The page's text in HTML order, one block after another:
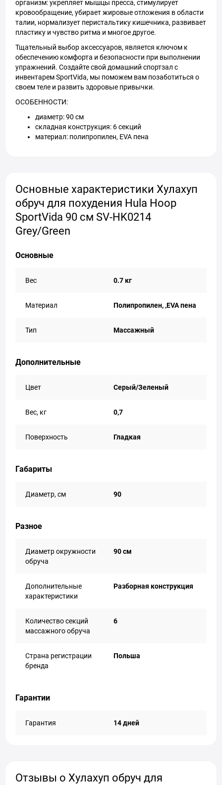
организм: укрепляет мышцы пресса, стимулирует
кровообращение, убирает жировые отложения в области
талии, нормализует перистальтику кишечника, развивает
пластику и чувство ритма и многое другое.
Тщательный выбор аксессуаров, является ключом к
обеспечению комфорта и безопасности при выполнении
упражнений. Создайте свой домашний спортзал с
инвентарем SportVida, мы поможем вам позаботиться о
своем теле и развить здоровые привычки.
ОСОБЕННОСТИ:
диаметр: 90 см
складная конструкция: 6 секций
материал: полипропилен, EVA пена
Основные характеристики Хулахуп
обруч для похудения Hula Hoop
SportVida 90 см SV-HK0214
Grey/Green
Основные
Вес 0.7 кг
Материал Полипропилен, ,EVA пена
Тип Массажный
Дополнительные
Цвет Серый/Зеленый
Вес, кг 0,7
Поверхность Гладкая
Габариты
Диаметр, см 90
Разное
Диаметр окружности
обруча
90 см
Дополнительные
характеристики
Разборная конструкция
Количество секций
массажного обруча
6
Страна регистрации
бренда
Польша
Гарантии
Гарантия 14 дней
Отзывы о Хулахуп обруч для